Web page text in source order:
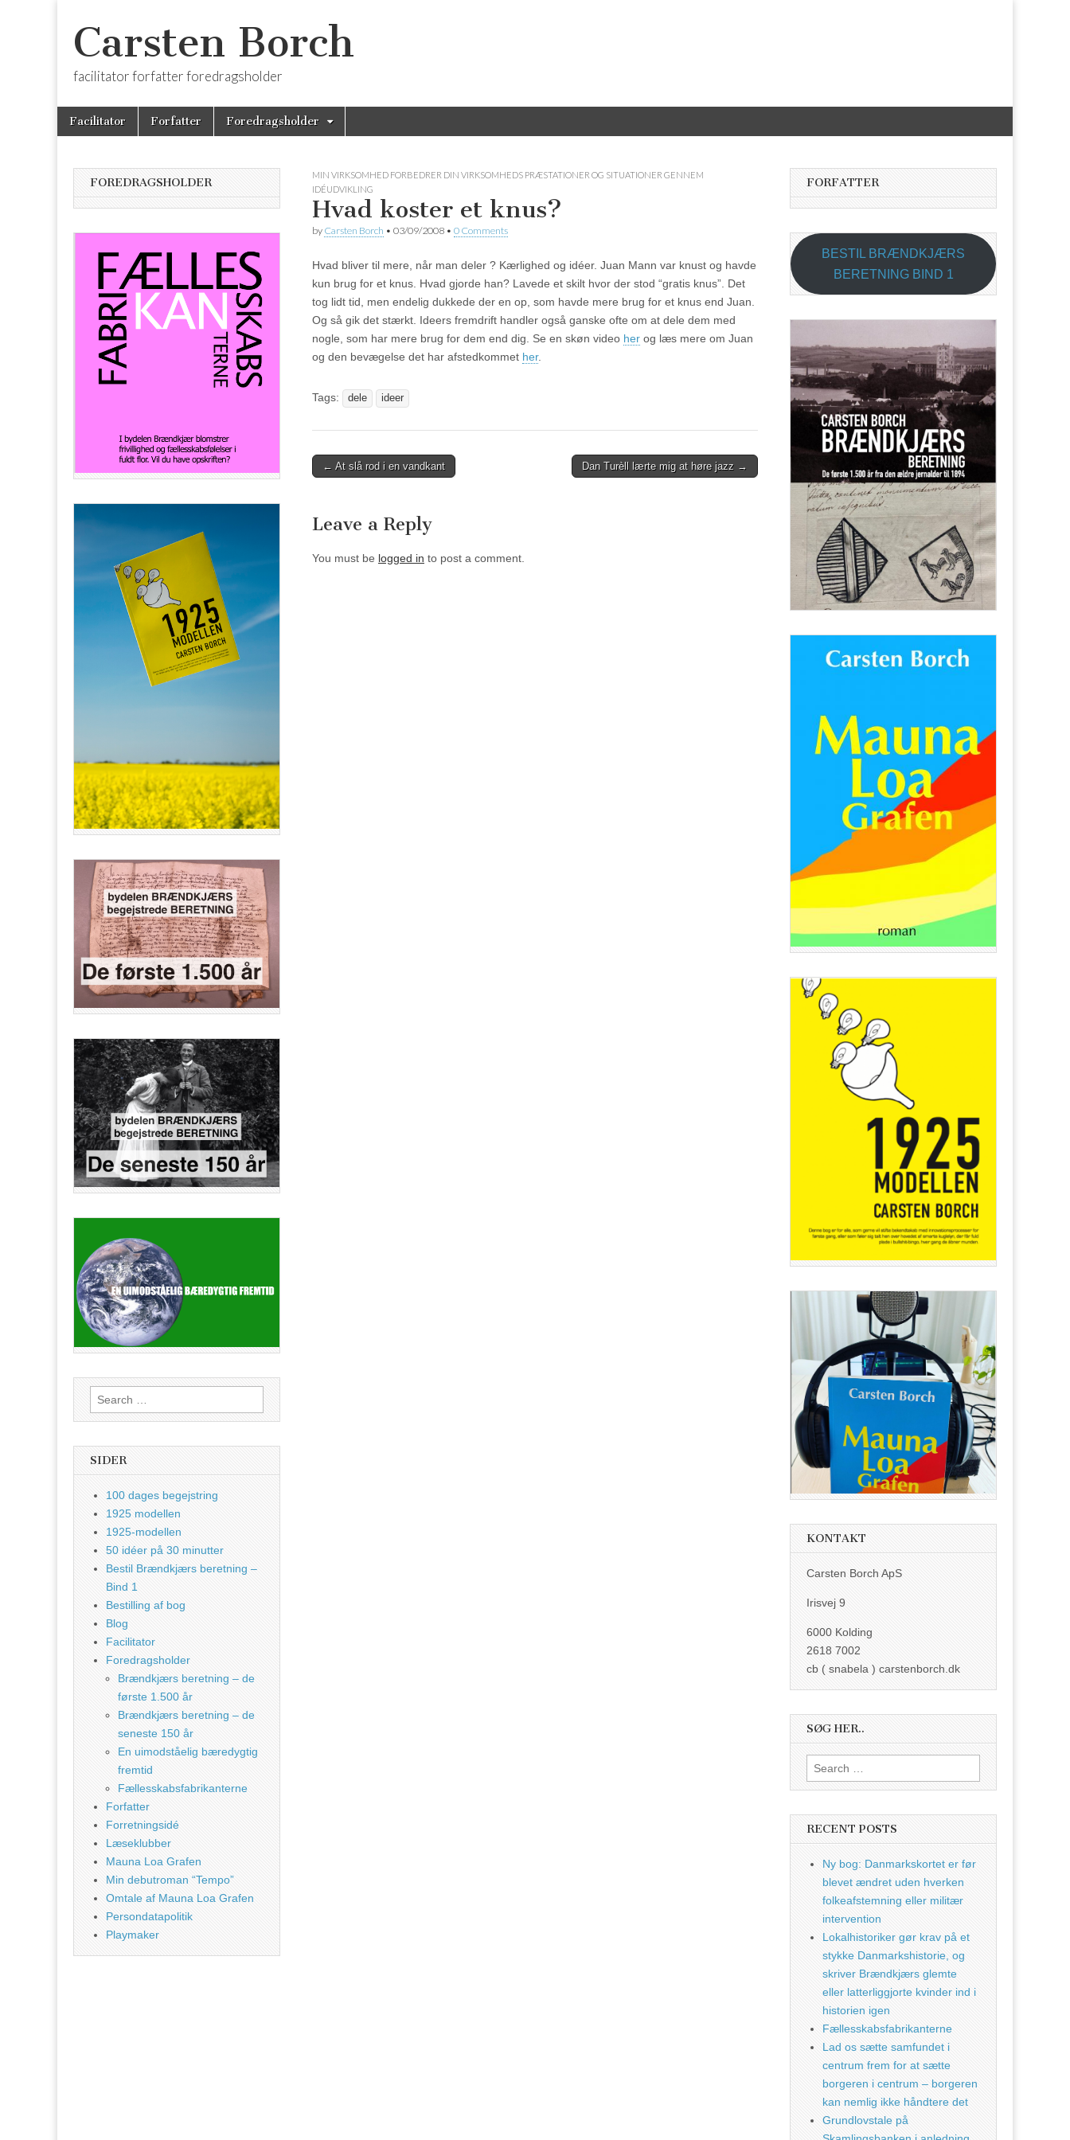
Carsten Borch
facilitator forfatter foredragsholder
Main
menu
Skip
Facilitator Forfatter Foredragsholder
MIN VIRKSOMHED FORBEDRER DIN VIRKSOMHEDS PRÆSTATIONER OG SITUATIONER GENNEM
IDÉUDVIKLING
Hvad koster et knus?
by Carsten Borch • 03/09/2008 • 0 Comments
Hvad bliver til mere, når man deler ? Kærlighed og idéer. Juan Mann var knust og havde
kun brug for et knus. Hvad gjorde han? Lavede et skilt hvor der stod “gratis knus”. Det
tog lidt tid, men endelig dukkede der en op, som havde mere brug for et knus end Juan.
Og så gik det stærkt. Ideers fremdrift handler også ganske ofte om at dele dem med
nogle, som har mere brug for dem end dig. Se en skøn video her og læs mere om Juan
og den bevægelse det har afstedkommet her.
Tags: dele ideer
Post
← At slå rod i en vandkant Dan Turèll lærte mig at høre jazz →
Leave a Reply
You must be logged in to post a comment.
FOREDRAGSHOLDER
Search
for:
SIDER
100 dages begejstring
1925 modellen
1925-modellen
50 idéer på 30 minutter
Bestil Brændkjærs beretning –
Bind 1
Bestilling af bog
Blog
Facilitator
Foredragsholder
Brændkjærs beretning – de
første 1.500 år
Brændkjærs beretning – de
seneste 150 år
En uimodståelig bæredygtig
fremtid
Fællesskabsfabrikanterne
Forfatter
Forretningsidé
Læseklubber
Mauna Loa Grafen
Min debutroman “Tempo”
Omtale af Mauna Loa Grafen
Persondatapolitik
Playmaker
FORFATTER
BESTIL BRÆNDKJÆRS
BERETNING BIND 1
KONTAKT
Carsten Borch ApS
Irisvej 9
6000 Kolding
2618 7002
cb ( snabela ) carstenborch.dk
SØG HER..
Search
for:
RECENT POSTS
Ny bog: Danmarkskortet er før
blevet ændret uden hverken
folkeafstemning eller militær
intervention
Lokalhistoriker gør krav på et
stykke Danmarkshistorie, og
skriver Brændkjærs glemte
eller latterliggjorte kvinder ind i
historien igen
Fællesskabsfabrikanterne
Lad os sætte samfundet i
centrum frem for at sætte
borgeren i centrum – borgeren
kan nemlig ikke håndtere det
Grundlovstale på